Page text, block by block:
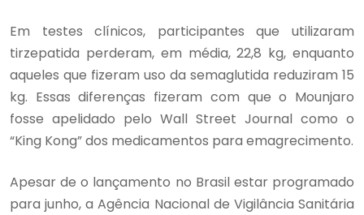
Em testes clínicos, participantes que utilizaram
tirzepatida perderam, em média, 22,8 kg, enquanto
aqueles que fizeram uso da semaglutida reduziram 15
kg. Essas diferenças fizeram com que o Mounjaro
fosse apelidado pelo Wall Street Journal como o
“King Kong” dos medicamentos para emagrecimento.
Apesar de o lançamento no Brasil estar programado
para junho, a Agência Nacional de Vigilância Sanitária